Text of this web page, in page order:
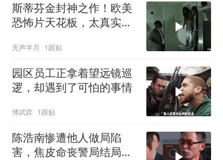
斯蒂芬金封神之作！欧美
恐怖片天花板，太真实
无声半月 1跟贴
园区员工正拿着望远镜巡
逻，却遇到了可怕的事情
博武弈 1跟贴
陈浩南惨遭他人做局陷
害，焦皮命丧警局结局悲